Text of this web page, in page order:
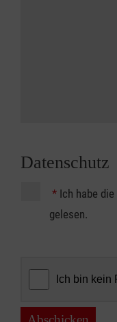
Datenschutz
* Ich habe die
gelesen.